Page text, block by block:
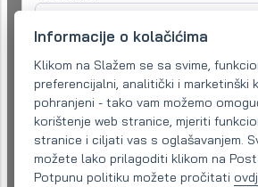
Slažem seobrada ličnih podataka u svrhu
Pošaljite poruku
Informacije o kolačićima
Klikom na Slažem se sa svime,
preferencijalni, analitički i marketinški
pohranjeni - tako vam možemo
korištenje web stranice, mjeriti
stranice i ciljati vas s oglašavanjem.
možete lako prilagoditi klikom na
Potpunu politiku možete pročitati